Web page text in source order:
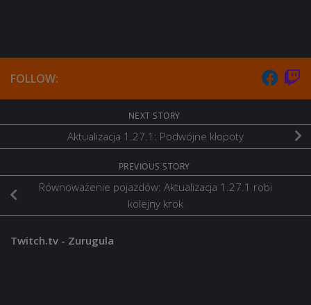
FOLLOW:
NEXT STORY
Aktualizacja 1.27.1: Podwójne kłopoty
PREVIOUS STORY
Równoważenie pojazdów: Aktualizacja 1.27.1 robi
kolejny krok
Twitch.tv - Zurugula